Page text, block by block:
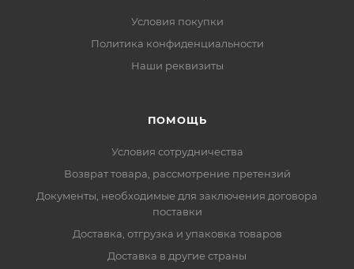
Условия покупки
Политика конфиденциальности
Наши реквизиты
ПОМОЩЬ
Условия сотрудничества
Возврат товара, рассмотрение претензий
Документы, необходимые для заключения договора
поставки
Доставка, отгрузка и упаковка товаров
Доставка в другие страны